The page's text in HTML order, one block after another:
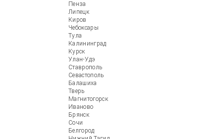
Пенза
Липецк
Киров
Чебоксары
Тула
Калининград
Курск
Улан-Удэ
Ставрополь
Севастополь
Балашиха
Тверь
Магнитогорск
Иваново
Брянск
Сочи
Белгород